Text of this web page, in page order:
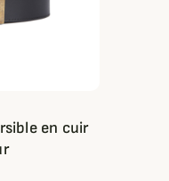
en cuir